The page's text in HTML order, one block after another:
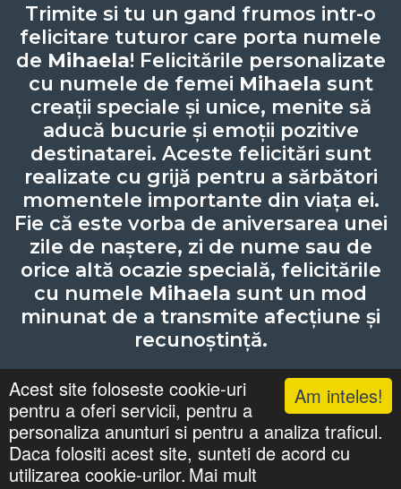
Am inteles!
Acest site foloseste cookie-uri
pentru a oferi servicii, pentru a
personaliza anunturi si pentru a analiza traficul.
Daca folositi acest site, sunteti de acord cu
utilizarea cookie-urilor. Mai mult
Trimite si tu un gand frumos intr-o
felicitare tuturor care porta numele
de Mihaela! Felicitările personalizate
cu numele de femei Mihaela sunt
creații speciale și unice, menite să
aducă bucurie și emoții pozitive
destinatarei. Aceste felicitări sunt
realizate cu grijă pentru a sărbători
momentele importante din viața ei.
Fie că este vorba de aniversarea unei
zile de naștere, zi de nume sau de
orice altă ocazie specială, felicitările
cu numele Mihaela sunt un mod
minunat de a transmite afecțiune și
recunoștință.
Lista cu nume Căutari
Zile Onomastice
Confidentialitate Gif-uri Animate
©felicitaricunume.com. All Rights Reserved.